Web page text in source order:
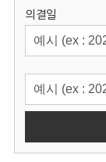
의결일